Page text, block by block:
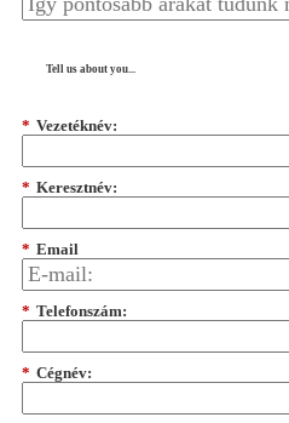
Tell us about you...
* Vezetéknév:
* Keresztnév:
* Email
* Telefonszám:
* Cégnév: